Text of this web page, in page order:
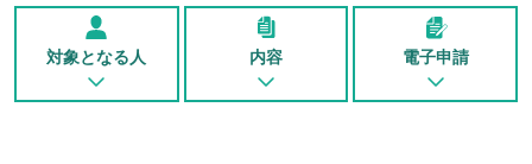
対象となる人 内容 電子申請